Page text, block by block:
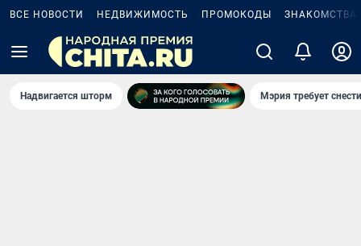
ВСЕ НОВОСТИ НЕДВИЖИМОСТЬ ПРОМОКОДЫ ЗНАКОМСТВА
Надвигается шторм Мэрия требует